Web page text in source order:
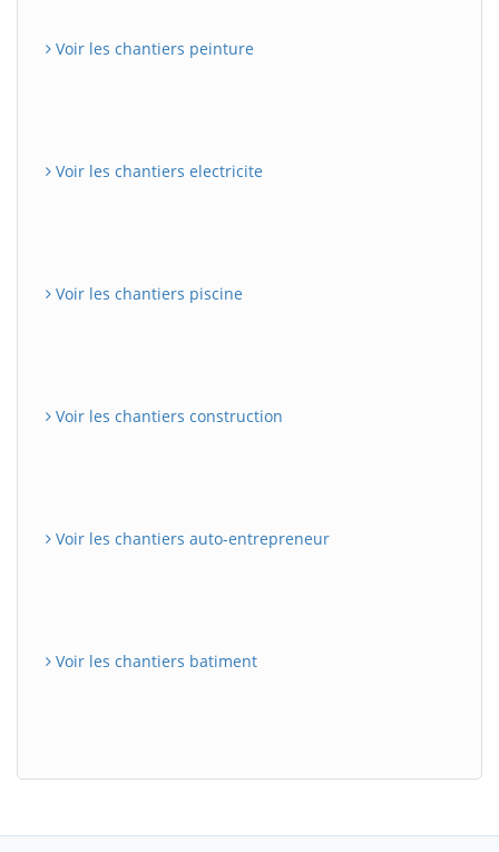
Voir les chantiers peinture
Voir les chantiers electricite
Voir les chantiers piscine
Voir les chantiers construction
Voir les chantiers auto-entrepreneur
Voir les chantiers batiment